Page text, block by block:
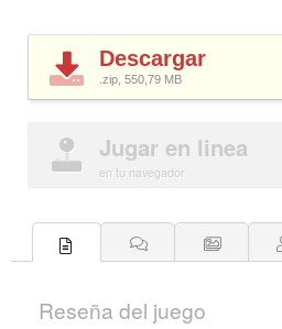
Descargar
.zip, 550,79 MB
Jugar en linea
en tu navegador
Reseña del juego